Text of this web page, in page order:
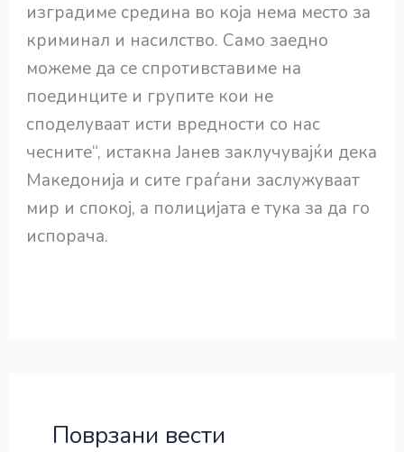
изградиме средина во која нема место за
криминал и насилство. Само заедно
можеме да се спротивставиме на
поединците и групите кои не
споделуваат исти вредности со нас
чесните“, истакна Јанев заклучувајќи дека
Македонија и сите граѓани заслужуваат
мир и спокој, а полицијата е тука за да го
испорача.
Поврзани вести